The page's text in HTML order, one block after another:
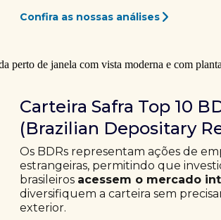
Confira as nossas análises
Carteira Safra Top 10
(Brazilian Depositary
Os BDRs representam ações de
estrangeiras, permitindo que
brasileiros acessem o mercado
diversifiquem a carteira sem
exterior.